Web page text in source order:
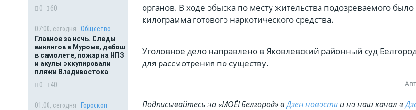
0
60
07:00, сегодня
Общество
Главное за ночь. Следы
викингов в Муроме, дебош
в самолете, пожар на НПЗ
и акулы оккупировали
пляжи Владивостока
0
40
01:00, сегодня
Гороскоп
органов. В ходе обыска по месту жительства подозреваемого было
килограмма готового наркотического средства.
Уголовное дело направлено в Яковлевский районный суд
для рассмотрения по существу.
Подписывайтесь на «МОЁ! Белгород» вДзен новости и на наш канал в